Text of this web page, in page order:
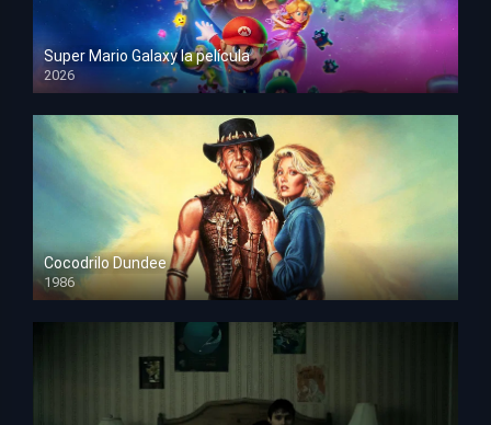
Super Mario Galaxy la película
2026
HD 1080p
Cocodrilo Dundee
1986
HD 1080p